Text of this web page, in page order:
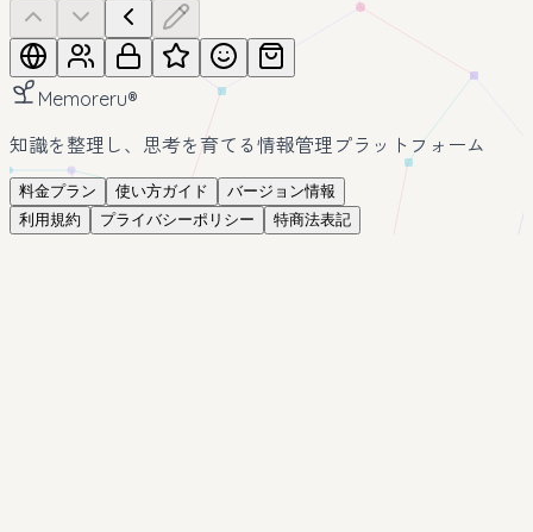
Memoreru®
知識を整理し、思考を育てる情報管理プラットフォーム
料金プラン 使い方ガイド
バージョン情報
利用規約
プライバシーポリシー 特商法表記